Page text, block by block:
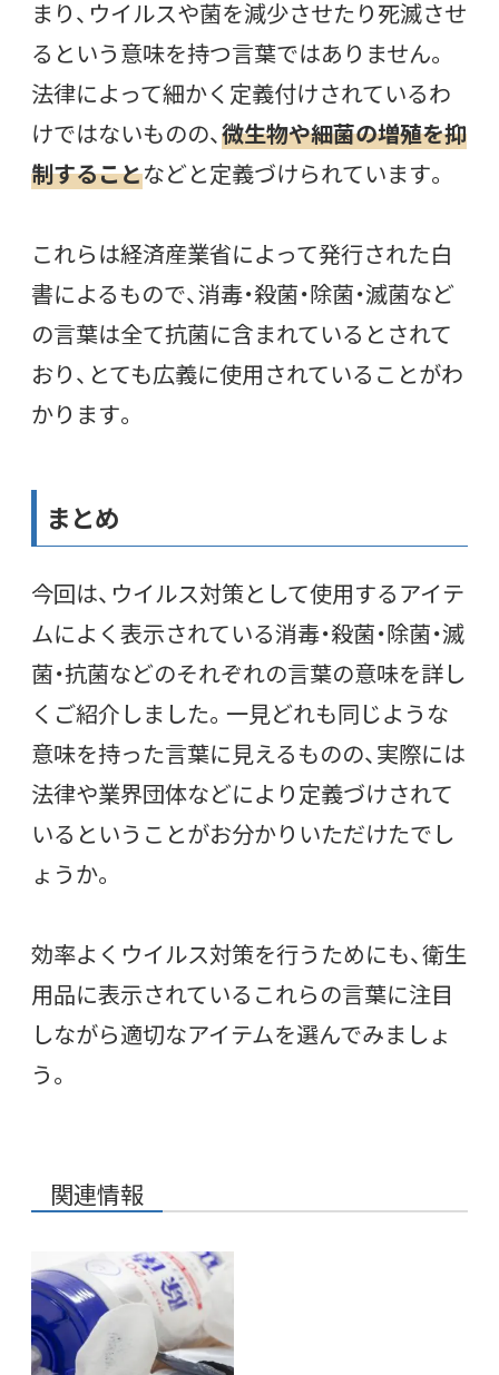
まり、ウイルスや菌を減少させたり死滅させ
るという意味を持つ言葉ではありません。
法律によって細かく定義付けされているわ
けではないものの、微生物や細菌の増殖を抑
制することなどと定義づけられています。
これらは経済産業省によって発行された白
書によるもので、消毒・殺菌・除菌・滅菌など
の言葉は全て抗菌に含まれているとされて
おり、とても広義に使用されていることがわ
かります。
まとめ
今回は、ウイルス対策として使用するアイテ
ムによく表示されている消毒・殺菌・除菌・滅
菌・抗菌などのそれぞれの言葉の意味を詳し
くご紹介しました。一見どれも同じような
意味を持った言葉に見えるものの、実際には
法律や業界団体などにより定義づけされて
いるということがお分かりいただけたでし
ょうか。
効率よくウイルス対策を行うためにも、衛生
用品に表示されているこれらの言葉に注目
しながら適切なアイテムを選んでみましょ
う。
関連情報